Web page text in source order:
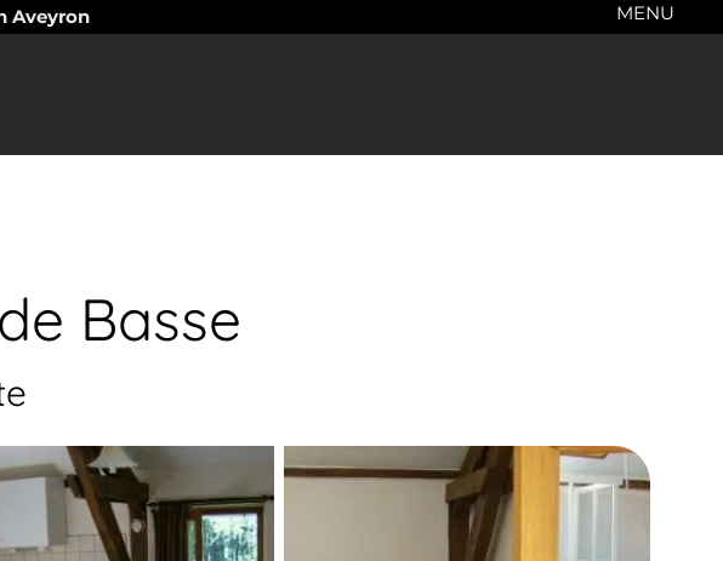
Aveyron MENU
Basse